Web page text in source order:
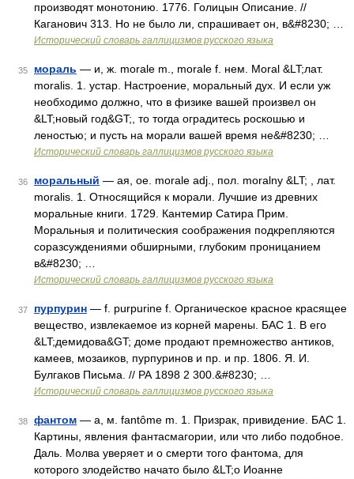
производят монотонию. 1776. Голицын Описание. //
Каганович 313. Но не было ли, спрашивает он, в&#8230; …
Исторический словарь галлицизмов русского языка
35 мораль — и, ж. morale m., morale f. нем. Moral &LT;лат.
moralis. 1. устар. Настроение, моральный дух. И если уж
необходимо должно, что в физике вашей произвел он
&LT;новый год&GT;, то тогда оградитесь роскошью и
леностью; и пусть на морали вашей время не&#8230; …
Исторический словарь галлицизмов русского языка
36 моральный — ая, ое. morale adj., пол. moralny &LT; , лат.
moralis. 1. Относящийся к морали. Лучшие из древних
моральные книги. 1729. Кантемир Сатира Прим.
Моральныя и политическия соображения подкрепляются
соразсуждениями обширными, глубоким проницанием
в&#8230; …
Исторический словарь галлицизмов русского языка
37 пурпурин — f. purpurine f. Органическое красное красящее
вещество, извлекаемое из корней марены. БАС 1. В его
&LT;демидова&GT; доме продают премножество антиков,
камеев, мозаиков, пурпуринов и пр. и пр. 1806. Я. И.
Булгаков Письма. // РА 1898 2 300.&#8230; …
Исторический словарь галлицизмов русского языка
38 фантом — а, м. fantôme m. 1. Призрак, привидение. БАС 1.
Картины, явления фантасмагории, или что либо подобное.
Даль. Молва уверяет и о смерти того фантома, для
которого злодейство начато было &LT;о Иоанне